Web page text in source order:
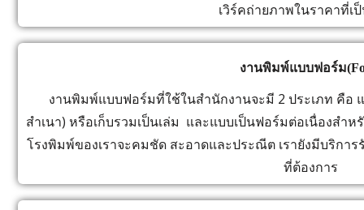
เวิร์คถ่ายภาพในราคาที่เ
งานพิมพ์แบบฟอร์ม
งานพิมพ์แบบฟอร์มที่ใช้ในสำนักงานจะมี 2 ประเภท คือ
สำเนา) หรือเก็บรวมเป็นเล่ม และแบบเป็นฟอร์มต่อเนื่องส
โรงพิมพ์ของเราจะคมชัด สะอาดและประณีต เรายังมีบริก
ที่ต้องการ